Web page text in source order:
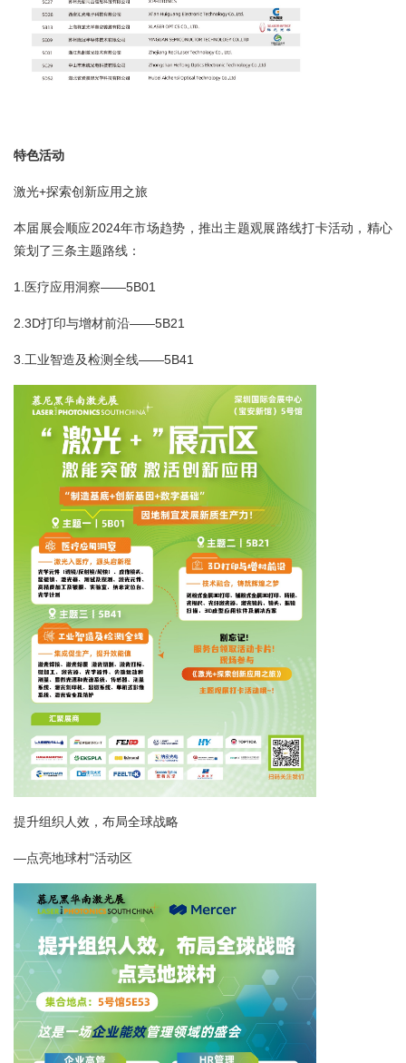
特色活动
激光+探索创新应用之旅
本届展会顺应2024年市场趋势，推出主题观展路线打卡活动，精心
策划了三条主题路线：
1.医疗应用洞察——5B01
2.3D打印与增材前沿——5B21
3.工业智造及检测全线——5B41
提升组织人效，布局全球战略
—点亮地球村"活动区